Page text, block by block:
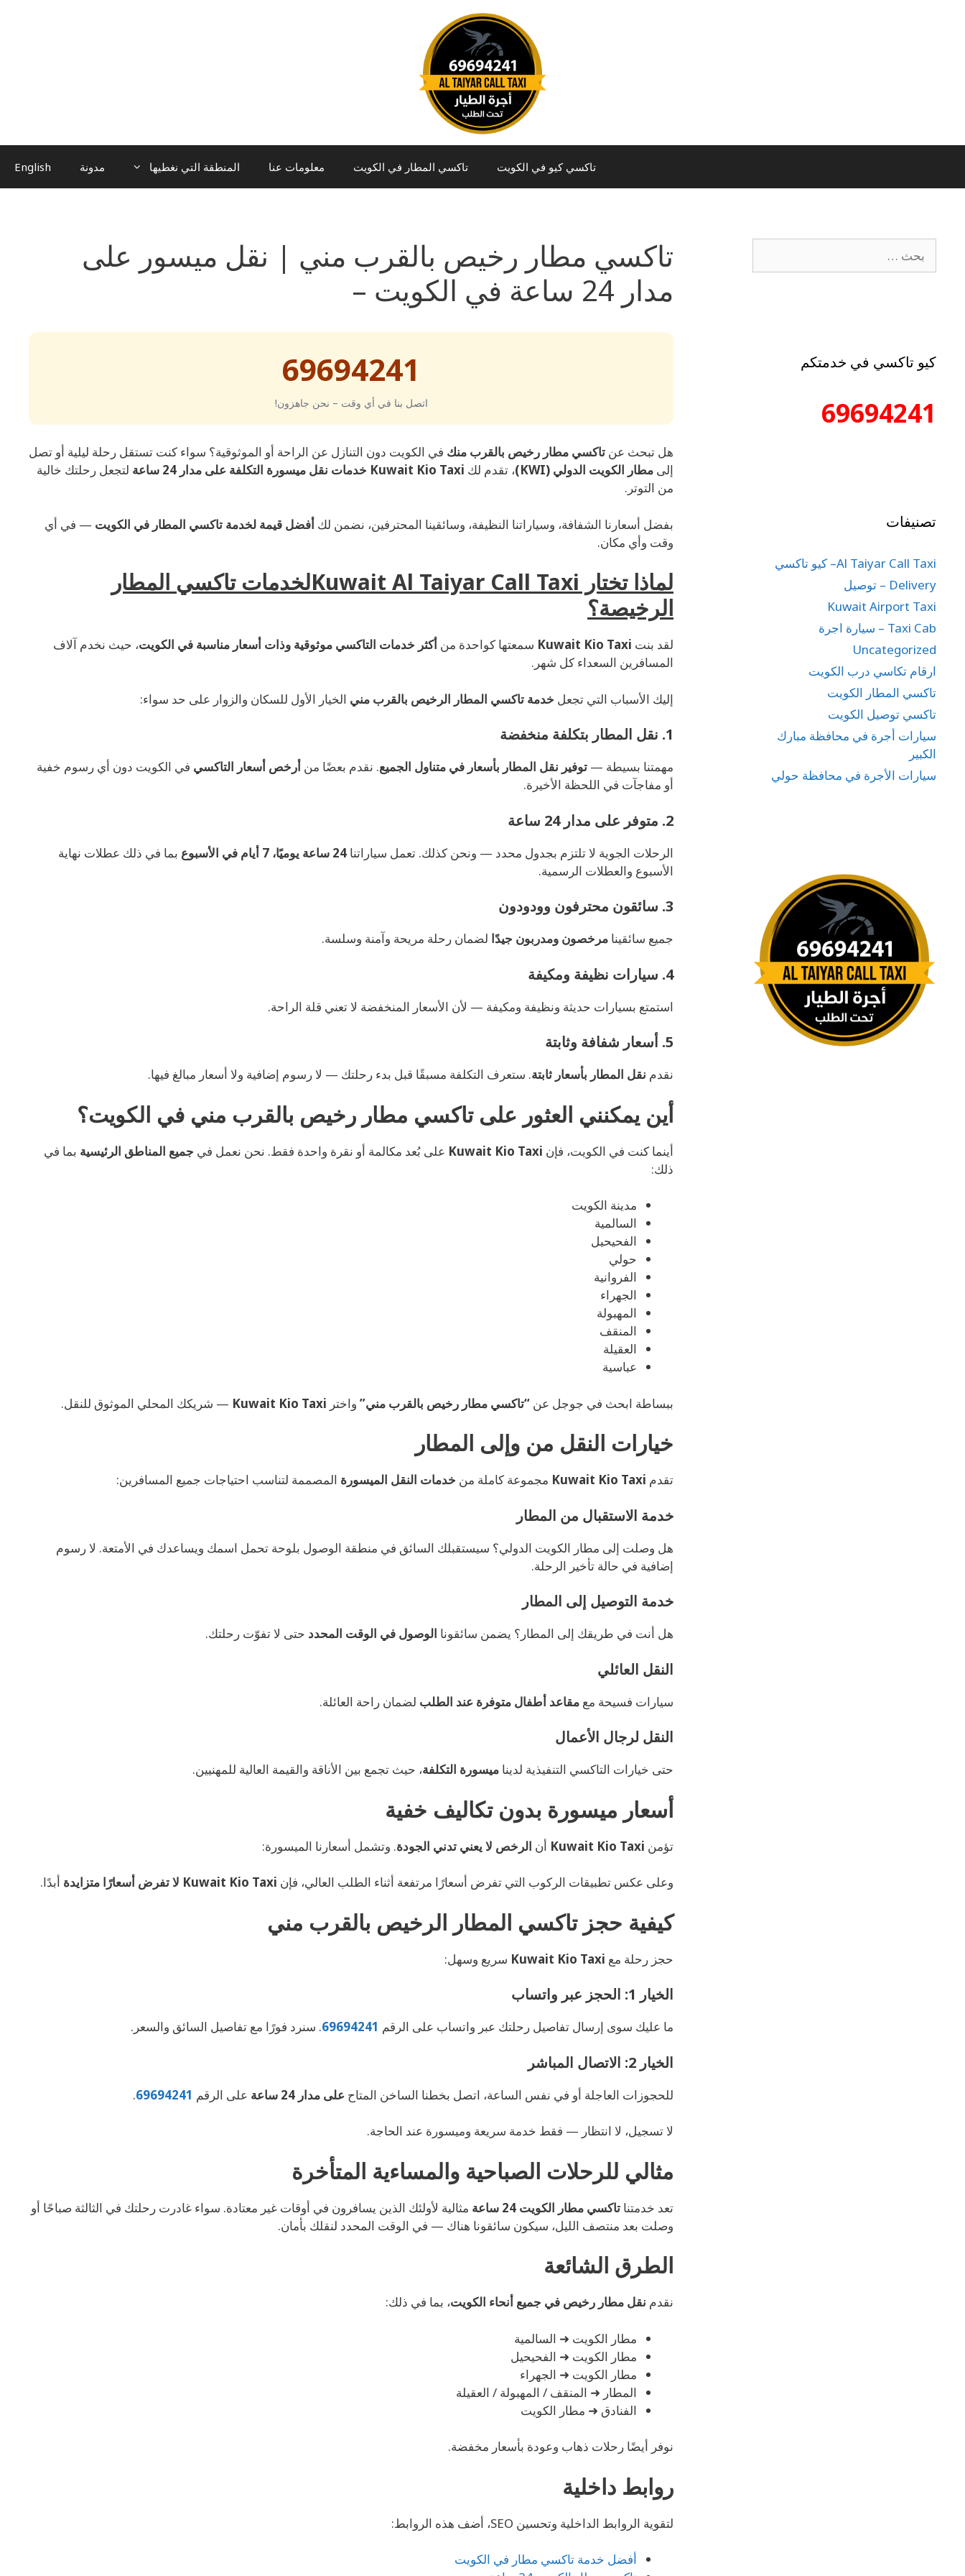
تاكسي كيو في الكويت تاكسي المطار في الكويت معلومات عنا المنطقة التي نغطيها مدونة English
تاكسي مطار رخيص بالقرب مني | نقل ميسور على
مدار 24 ساعة في الكويت –
69694241
اتصل بنا في أي وقت – نحن جاهزون!
هل تبحث عن تاكسي مطار رخيص بالقرب منك في الكويت دون التنازل عن الراحة أو الموثوقية؟ سواء كنت تستقل رحلة ليلية أو تصل
إلى مطار الكويت الدولي (KWI) ، تقدم لك Kuwait Kio Taxi خدمات نقل ميسورة التكلفة على مدار 24 ساعة
لتجعل رحلتك خالية
من التوتر.
بفضل أسعارنا الشفافة، وسياراتنا النظيفة، وسائقينا المحترفين، نضمن لك أفضل قيمة لخدمة تاكسي المطار في الكويت — في أي
وقت وأي مكان.
لماذا تختار Kuwait Al Taiyar Call Taxiلخدمات تاكسي المطار
الرخيصة؟
لقد بنت Kuwait Kio Taxi سمعتها كواحدة من أكثر خدمات التاكسي موثوقية وذات أسعار مناسبة في الكويت، حيث نخدم آلاف
المسافرين السعداء كل شهر.
إليك الأسباب التي تجعل خدمة تاكسي المطار الرخيص بالقرب مني الخيار الأول للسكان والزوار على حد سواء:
1. نقل المطار بتكلفة منخفضة
مهمتنا بسيطة — توفير نقل المطار بأسعار في متناول الجميع. نقدم بعضًا من أرخص أسعار التاكسي في الكويت دون أي رسوم خفية
أو مفاجآت في اللحظة الأخيرة.
2. متوفر على مدار 24 ساعة
الرحلات الجوية لا تلتزم بجدول محدد — ونحن كذلك. تعمل سياراتنا 24 ساعة يوميًا، 7 أيام في الأسبوع
بما في ذلك عطلات نهاية
الأسبوع والعطلات الرسمية.
3. سائقون محترفون وودودون
جميع سائقينا مرخصون ومدربون جيدًا لضمان رحلة مريحة وآمنة وسلسة.
4. سيارات نظيفة ومكيفة
استمتع بسيارات حديثة ونظيفة ومكيفة — لأن الأسعار المنخفضة لا تعني قلة الراحة.
5. أسعار شفافة وثابتة
نقدم نقل المطار بأسعار ثابتة. ستعرف التكلفة مسبقًا قبل بدء رحلتك — لا رسوم إضافية ولا أسعار مبالغ فيها.
أين يمكنني العثور على تاكسي مطار رخيص بالقرب مني في الكويت؟
أينما كنت في الكويت، فإن Kuwait Kio Taxi على بُعد مكالمة أو نقرة واحدة فقط. نحن نعمل في جميع المناطق الرئيسية بما في
ذلك:
مدينة الكويت
السالمية
الفحيحيل
حولي
الفروانية
الجهراء
المهبولة
المنقف
العقيلة
عباسية
ببساطة ابحث في جوجل عن “تاكسي مطار رخيص بالقرب مني” واختر Kuwait Kio Taxi — شريكك المحلي الموثوق للنقل.
خيارات النقل من وإلى المطار
تقدم Kuwait Kio Taxi مجموعة كاملة من خدمات النقل الميسورة المصممة لتناسب احتياجات جميع المسافرين:
خدمة الاستقبال من المطار
هل وصلت إلى مطار الكويت الدولي؟ سيستقبلك السائق في منطقة الوصول بلوحة تحمل اسمك ويساعدك في الأمتعة. لا رسوم
إضافية في حالة تأخير الرحلة.
خدمة التوصيل إلى المطار
هل أنت في طريقك إلى المطار؟ يضمن سائقونا الوصول في الوقت المحدد حتى لا تفوّت رحلتك.
النقل العائلي
سيارات فسيحة مع مقاعد أطفال متوفرة عند الطلب لضمان راحة العائلة.
النقل لرجال الأعمال
حتى خيارات التاكسي التنفيذية لدينا ميسورة التكلفة، حيث تجمع بين الأناقة والقيمة العالية للمهنيين.
أسعار ميسورة بدون تكاليف خفية
تؤمن Kuwait Kio Taxi أن الرخص لا يعني تدني الجودة. وتشمل أسعارنا الميسورة:
وعلى عكس تطبيقات الركوب التي تفرض أسعارًا مرتفعة أثناء الطلب العالي، فإن Kuwait Kio Taxi لا تفرض أسعارًا متزايدة أبدًا.
كيفية حجز تاكسي المطار الرخيص بالقرب مني
حجز رحلة مع Kuwait Kio Taxi سريع وسهل:
الخيار 1: الحجز عبر واتساب
ما عليك سوى إرسال تفاصيل رحلتك عبر واتساب على الرقم 69694241. سنرد فورًا مع تفاصيل السائق والسعر.
الخيار 2: الاتصال المباشر
للحجوزات العاجلة أو في نفس الساعة، اتصل بخطنا الساخن المتاح على مدار 24 ساعة على الرقم 69694241
.
لا تسجيل، لا انتظار — فقط خدمة سريعة وميسورة عند الحاجة.
مثالي للرحلات الصباحية والمساءية المتأخرة
تعد خدمتنا تاكسي مطار الكويت 24 ساعة
مثالية لأولئك الذين يسافرون في أوقات غير معتادة. سواء غادرت رحلتك في الثالثة صباحًا أو
وصلت بعد منتصف الليل، سيكون سائقونا هناك — في الوقت المحدد لنقلك بأمان.
الطرق الشائعة
نقدم نقل مطار رخيص في جميع أنحاء الكويت، بما في ذلك:
مطار الكويت ➜ السالمية
مطار الكويت ➜ الفحيحيل
مطار الكويت ➜ الجهراء
المطار ➜ المنقف / المهبولة / العقيلة
الفنادق ➜ مطار الكويت
نوفر أيضًا رحلات ذهاب وعودة بأسعار مخفضة.
روابط داخلية
لتقوية الروابط الداخلية وتحسين SEO، أضف هذه الروابط:
أفضل خدمة تاكسي مطار في الكويت
كيو تاكسي في خدمتكم
69694241
تصنيفات
Al Taiyar Call Taxi– كيو تاكسي
Delivery – توصيل
Kuwait Airport Taxi
Taxi Cab – سيارة اجرة
Uncategorized
ارقام تكاسي درب الكويت
تاكسي المطار الكويت
تاكسي توصيل الكويت
سيارات أجرة في محافظة مبارك
الكبير
سيارات الأجرة في محافظة حولي